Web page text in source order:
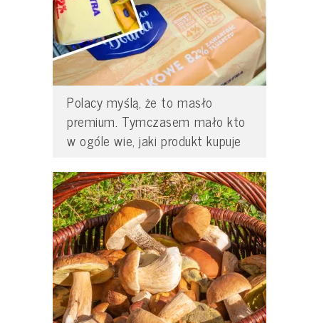
Polacy myślą, że to masło
premium. Tymczasem mało kto
w ogóle wie, jaki produkt kupuje